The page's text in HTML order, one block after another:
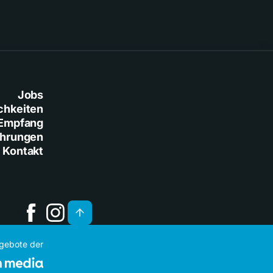
Jobs
Kontakt
der